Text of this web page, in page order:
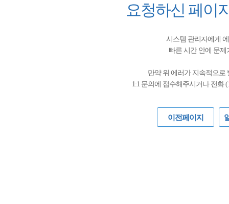
요청하신 페이
시스템 관리자에게
빠른 시간 안에 문
만약 위 에러가 지속적으로
1:1 문의에 접수해주시거나 전화 (
이전페이지